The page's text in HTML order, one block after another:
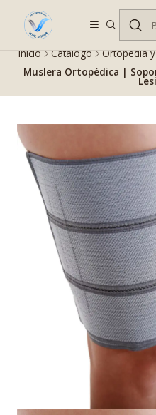
Despacho gratis en RM
Inicio Catálogo Ortopedia
Muslera Ortopédica |